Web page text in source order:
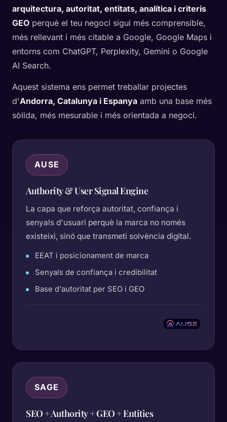
arquitectura, autoritat, entitats, analítica i criteris
GEO perquè el teu negoci sigui més comprensible,
més rellevant i més citable a Google, Google Maps i
entorns com ChatGPT, Perplexity, Gemini o Google
AI Search.
Aquest sistema ens permet treballar projectes
d'Andorra, Catalunya i Espanya amb una base més
sòlida, més mesurable i més orientada a negoci.
AUSE
Authority & User Signal Engine
La capa que reforça autoritat, confiança i
senyals d'usuari perquè la marca no només
existeixi, sinó que transmeti solvència digital.
EEAT i posicionament de marca
Senyals de confiança i credibilitat
Base d'autoritat per SEO i GEO
SAGE
SEO + Authority + GEO + Entities